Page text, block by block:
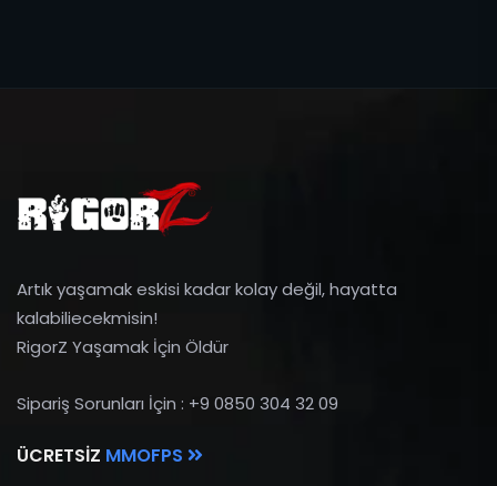
Artık yaşamak eskisi kadar kolay değil, hayatta
kalabiliecekmisin!
RigorZ Yaşamak İçin Öldür
Sipariş Sorunları İçin : +9 0850 304 32 09
ÜCRETSIZ MMOFPS